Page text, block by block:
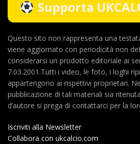
Supporta
Questo sito non rappresenta una
viene aggiornato con periodicità non
considerarsi un prodotto editoriale ai
7.03.2001.Tutti i video, le foto, i loghi
appartengono ai rispettivi proprietari.
pubblicazione di tali materiali sia
d’autore si prega di contattarci per la
Iscriviti alla Newsletter
Collabora con ukcalcio.com